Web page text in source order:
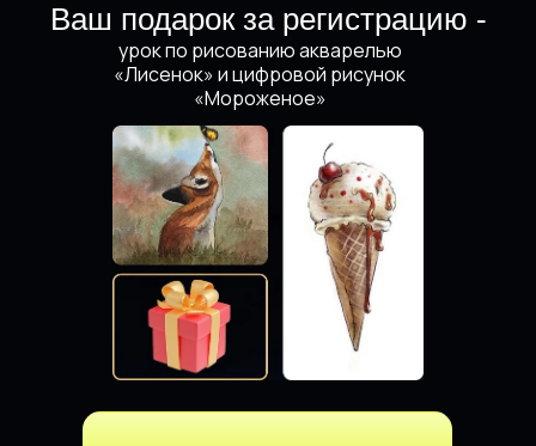
Ваш подарок за регистрацию -
урок по рисованию акварелью
«Лисенок» и цифровой рисунок
«Мороженое»
Этот
интенсив
для вас,
если вы:
Рисуете для души